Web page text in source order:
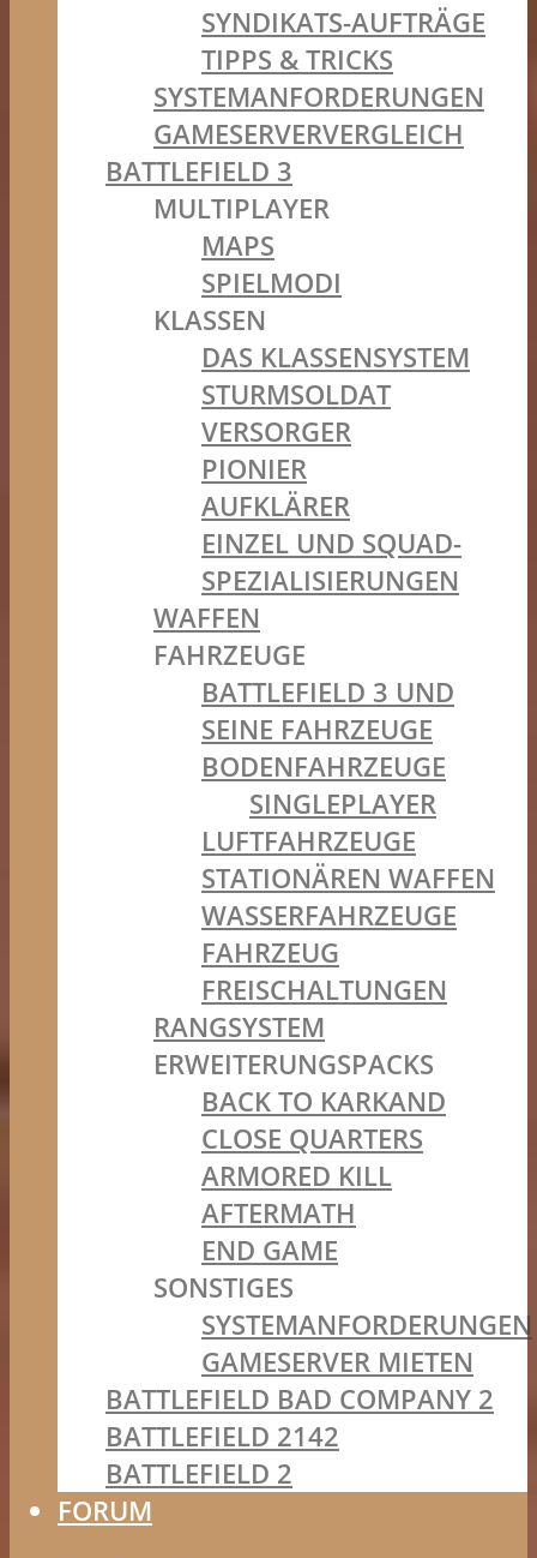
SYNDIKATS-AUFTRÄGE
TIPPS & TRICKS
SYSTEMANFORDERUNGEN
GAMESERVERVERGLEICH
BATTLEFIELD 3
MULTIPLAYER
MAPS
SPIELMODI
KLASSEN
DAS KLASSENSYSTEM
STURMSOLDAT
VERSORGER
PIONIER
AUFKLÄRER
EINZEL UND SQUAD-
SPEZIALISIERUNGEN
WAFFEN
FAHRZEUGE
BATTLEFIELD 3 UND
SEINE FAHRZEUGE
BODENFAHRZEUGE
SINGLEPLAYER
LUFTFAHRZEUGE
STATIONÄREN WAFFEN
WASSERFAHRZEUGE
FAHRZEUG
FREISCHALTUNGEN
RANGSYSTEM
ERWEITERUNGSPACKS
BACK TO KARKAND
CLOSE QUARTERS
ARMORED KILL
AFTERMATH
END GAME
SONSTIGES
SYSTEMANFORDERUNGEN
GAMESERVER MIETEN
BATTLEFIELD BAD COMPANY 2
BATTLEFIELD 2142
BATTLEFIELD 2
FORUM